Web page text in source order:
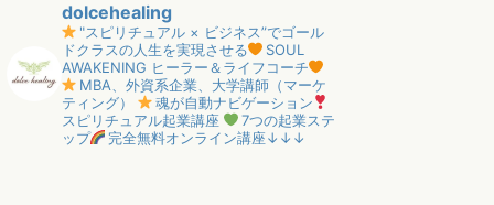
dolcehealing
"スピリチュアル × ビジネス”でゴール
ドクラスの人生を実現させる
SOUL
AWAKENING ヒーラー＆ライフコーチ
MBA、外資系企業、大学講師（マーケ
ティング）
魂が自動ナビゲーション
スピリチュアル起業講座
7つの起業ステ
ップ
完全無料オンライン講座↓↓↓